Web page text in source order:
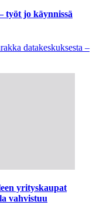
työt jo käynnissä
datakeskuksesta –
yrityskaupat
vahvistuu